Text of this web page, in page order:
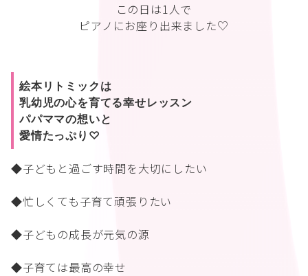
この日は1人で
ピアノにお座り出来ました♡
絵本リトミックは
乳幼児の心を育てる幸せレッスン
パパママの想いと
愛情たっぷり♡
◆子どもと過ごす時間を大切にしたい
◆忙しくても子育て頑張りたい
◆子どもの成長が元気の源
◆子育ては最高の幸せ